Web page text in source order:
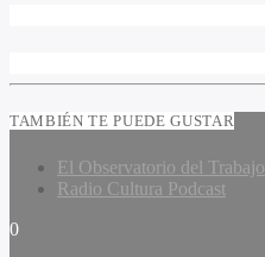
TAMBIÉN TE PUEDE GUSTAR
El Observatorio del Trabajo
Radio Cultura Podcast
0